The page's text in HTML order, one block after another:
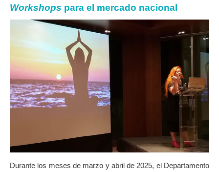
Workshops para el mercado nacional
Durante los meses de marzo y abril de 2025, el Departamento